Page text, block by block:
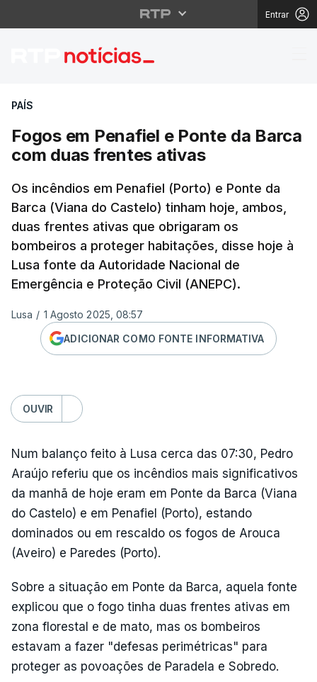
Entrar
Fogos em Penafiel e
PAÍS
Fogos em Penafiel e Ponte da Barca
com duas frentes ativas
Os incêndios em Penafiel (Porto) e Ponte da
Barca (Viana do Castelo) tinham hoje, ambos,
duas frentes ativas que obrigaram os
bombeiros a proteger habitações, disse hoje à
Lusa fonte da Autoridade Nacional de
Emergência e Proteção Civil (ANEPC).
Lusa / 1 Agosto 2025, 08:57
ADICIONAR COMO FONTE INFORMATIVA
OUVIR
Num balanço feito à Lusa cerca das 07:30, Pedro
Araújo referiu que os incêndios mais significativos
da manhã de hoje eram em Ponte da Barca (Viana
do Castelo) e em Penafiel (Porto), estando
dominados ou em rescaldo os fogos de Arouca
(Aveiro) e Paredes (Porto).
Sobre a situação em Ponte da Barca, aquela fonte
explicou que o fogo tinha duas frentes ativas em
zona florestal e de mato, mas os bombeiros
estavam a fazer "defesas perimétricas" para
proteger as povoações de Paradela e Sobredo.